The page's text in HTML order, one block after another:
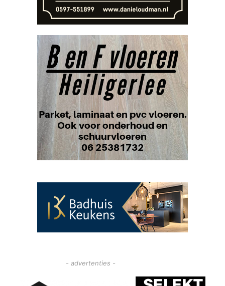
- advertenties -